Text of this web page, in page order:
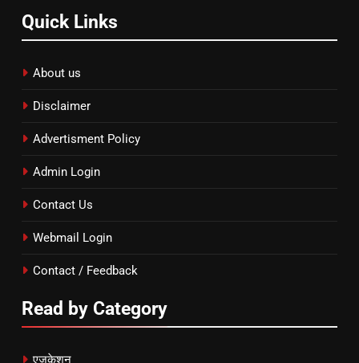
Quick Links
About us
Disclaimer
Advertisment Policy
Admin Login
Contact Us
Webmail Login
Contact / Feedback
Read by Category
एजुकेशन